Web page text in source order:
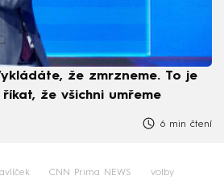
že zmrzneme. To je
že všichni umřeme
6 min čtení
CNN Prima NEWS volby